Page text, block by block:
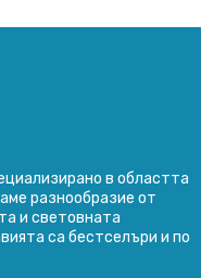
в областта
разнообразие от
и световната
са бестселъри и по